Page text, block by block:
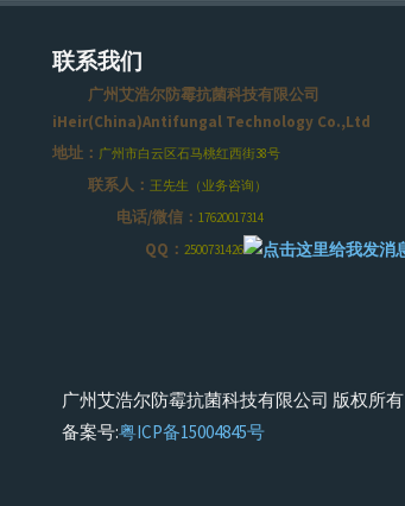
联系我们
广州艾浩尔防霉抗菌科技有限公司
iHeir(China)Antifungal Technology Co.,Ltd
地址： 广州市白云区石马桃红西街38号
联系人： 王先生（业务咨询）
电话/微信：17620017314
QQ：2500731426
广州艾浩尔防霉抗菌科技有限公司 版权所有
备案号:粤ICP备15004845号